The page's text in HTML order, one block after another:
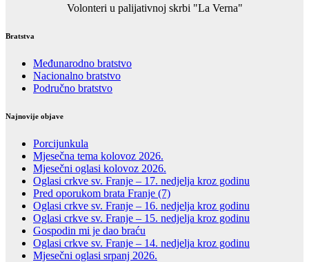
Volonteri u palijativnoj skrbi "La Verna"
Bratstva
Međunarodno bratstvo
Nacionalno bratstvo
Područno bratstvo
Najnovije objave
Porcijunkula
Mjesečna tema kolovoz 2026.
Mjesečni oglasi kolovoz 2026.
Oglasi crkve sv. Franje – 17. nedjelja kroz godinu
Pred oporukom brata Franje (7)
Oglasi crkve sv. Franje – 16. nedjelja kroz godinu
Oglasi crkve sv. Franje – 15. nedjelja kroz godinu
Gospodin mi je dao braću
Oglasi crkve sv. Franje – 14. nedjelja kroz godinu
Mjesečni oglasi srpanj 2026.